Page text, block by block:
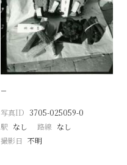
−
写真ID 3705-025059-0
駅 なし 路線 なし
撮影日 不明